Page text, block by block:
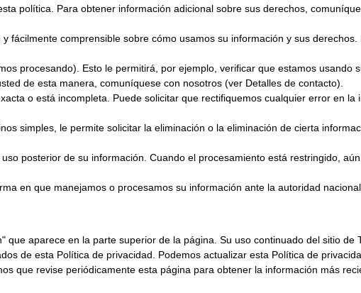
política. Para obtener información adicional sobre sus derechos,
fácilmente comprensible sobre cómo usamos su información y sus derechos.
procesando). Esto le permitirá, por ejemplo, verificar que estamos usando
de esta manera, comuníquese con nosotros (ver Detalles de contacto).
o está incompleta. Puede solicitar que rectifiquemos cualquier error en la
simples, le permite solicitar la eliminación o la eliminación de cierta
posterior de su información. Cuando el procesamiento está restringido,
en que manejamos o procesamos su información ante la autoridad
aparece en la parte superior de la página. Su uso continuado del sitio de
​​de esta Política de privacidad. Podemos actualizar esta Política de
que revise periódicamente esta página para obtener la información más